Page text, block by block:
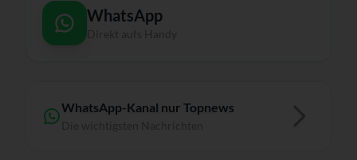
WhatsApp
WhatsApp-Kanal nur Topnews